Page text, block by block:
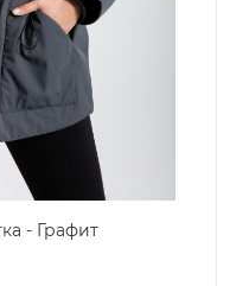
- Графит